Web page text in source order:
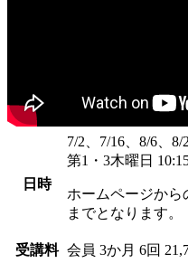
日時
7/2、7/16、8/6、8/
第1・3木曜日
ホームページから
までとなります。
受講料 会員 3か月 6回